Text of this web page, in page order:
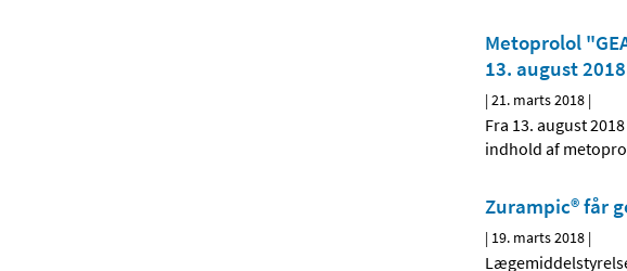
Metoprolol
13. august 2018
|21. marts 2018 |
Fra 13. august
indhold af
Zurampic® får
| 19. marts 2018 |